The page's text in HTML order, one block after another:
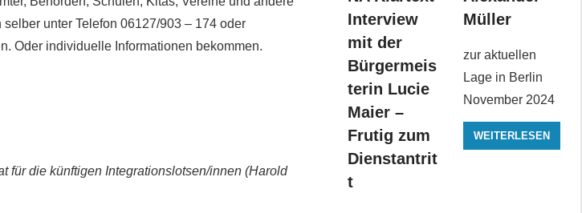
unter Telefon 06127/903 – 174 oder
Oder individuelle Informationen bekommen.
für die künftigen Integrationslotsen/innen (Harold
Interview
mit der
Bürgermeis
terin Lucie
Maier –
Frutig zum
Dienstantrit
t
Müller
zur aktuellen
Lage in Berlin
November 2024
WEITERLESEN